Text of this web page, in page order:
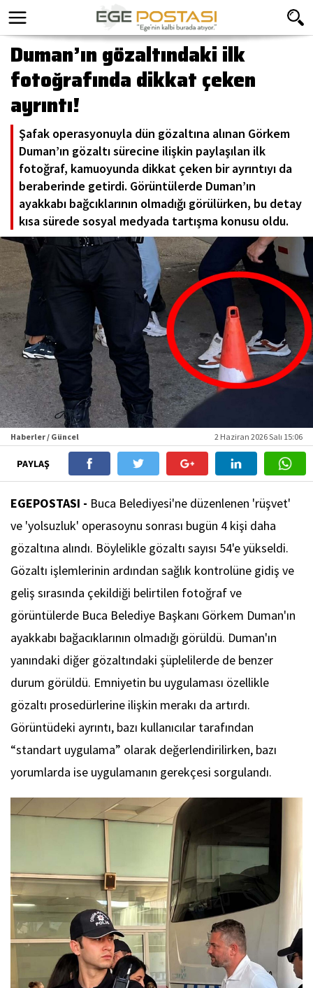
Duman’ın gözaltındaki ilk
fotoğrafında dikkat çeken
ayrıntı!
Şafak operasyonuyla dün gözaltına alınan Görkem
Duman’ın gözaltı sürecine ilişkin paylaşılan ilk
fotoğraf, kamuoyunda dikkat çeken bir ayrıntıyı da
beraberinde getirdi. Görüntülerde Duman’ın
ayakkabı bağcıklarının olmadığı görülürken, bu detay
kısa sürede sosyal medyada tartışma konusu oldu.
Haberler / Güncel 2 Haziran 2026 Salı 15:06
PAYLAŞ
EGEPOSTASI - Buca Belediyesi'ne düzenlenen 'rüşvet'
ve 'yolsuzluk' operasoynu sonrası bugün 4 kişi daha
gözaltına alındı. Böylelikle gözaltı sayısı 54'e yükseldi.
Gözaltı işlemlerinin ardından sağlık kontrolüne gidiş ve
geliş sırasında çekildiği belirtilen fotoğraf ve
görüntülerde Buca Belediye Başkanı Görkem Duman'ın
ayakkabı bağacıklarının olmadığı görüldü. Duman'ın
yanındaki diğer gözaltındaki şüplelilerde de benzer
durum görüldü. Emniyetin bu uygulaması özellikle
gözaltı prosedürlerine ilişkin merakı da artırdı.
Görüntüdeki ayrıntı, bazı kullanıcılar tarafından
“standart uygulama” olarak değerlendirilirken, bazı
yorumlarda ise uygulamanın gerekçesi sorgulandı.